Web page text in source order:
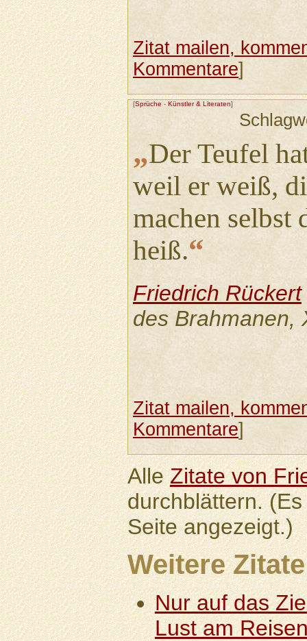
Zitat mailen,
Kommentare]
[Sprüche - Künstler & Literaten]
„Der Teufel
weil er weiß,
machen selbst
heiß.“
Friedrich Rückert
des Brahmanen,
Zitat mailen,
Kommentare]
AlleZitate von
durchblättern.
Seite angezeigt.)
Weitere Zitate
Nur auf das
Lust am